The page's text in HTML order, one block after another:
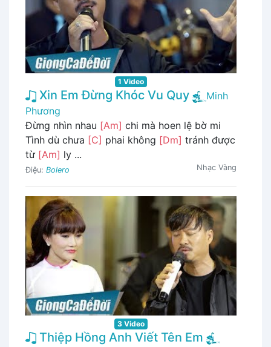
1 Video
Xin Em Đừng Khóc Vu Quy
Minh
Phương
Đừng nhìn nhau [Am] chi mà hoen lệ bờ mi
Tình dù chưa [C] phai không [Dm] tránh được
từ [Am] ly ...
Điệu: Bolero Nhạc Vàng
3 Video
Thiệp Hồng Anh Viết Tên Em